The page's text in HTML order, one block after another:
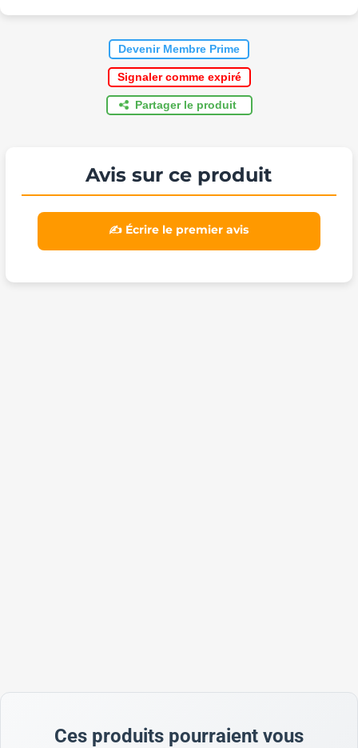
Devenir Membre Prime
Signaler comme expiré
Partager le produit
Avis sur ce produit
✍️ Écrire le premier avis
Ces produits pourraient vous